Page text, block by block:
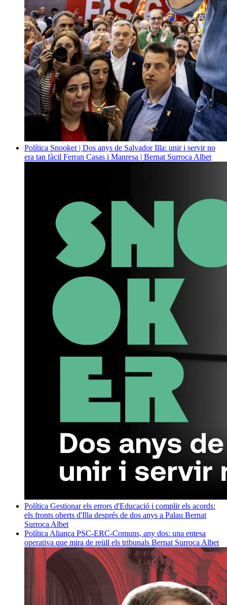
Política Snooker | Dos anys de Salvador Illa: unir i servir no
era tan fàcil Ferran Casas i Manresa | Bernat Surroca Albet
Política Gestionar els errors d'Educació i complir els acords:
els fronts oberts d'Illa després de dos anys a Palau Bernat
Surroca Albet
Política Aliança PSC-ERC-Comuns, any dos: una entesa
operativa que mira de reüll els tribunals Bernat Surroca Albet